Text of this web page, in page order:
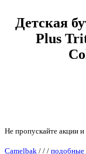
Детская
Plus
Не пропускайте акции
Camelbak / / / подобные